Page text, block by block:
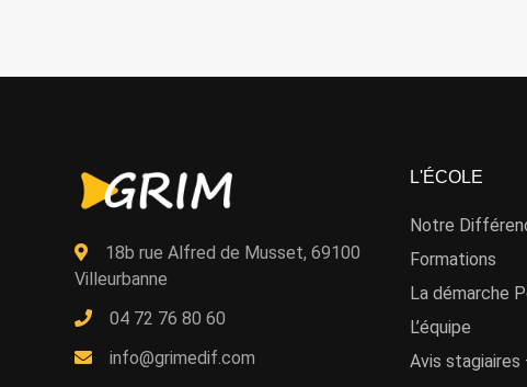
18b rue Alfred de Musset, 69100
Villeurbanne
04 72 76 80 60
info@grimedif.com
L'ÉCOLE
Notre
Formations
La démarche
L’équipe
Avis